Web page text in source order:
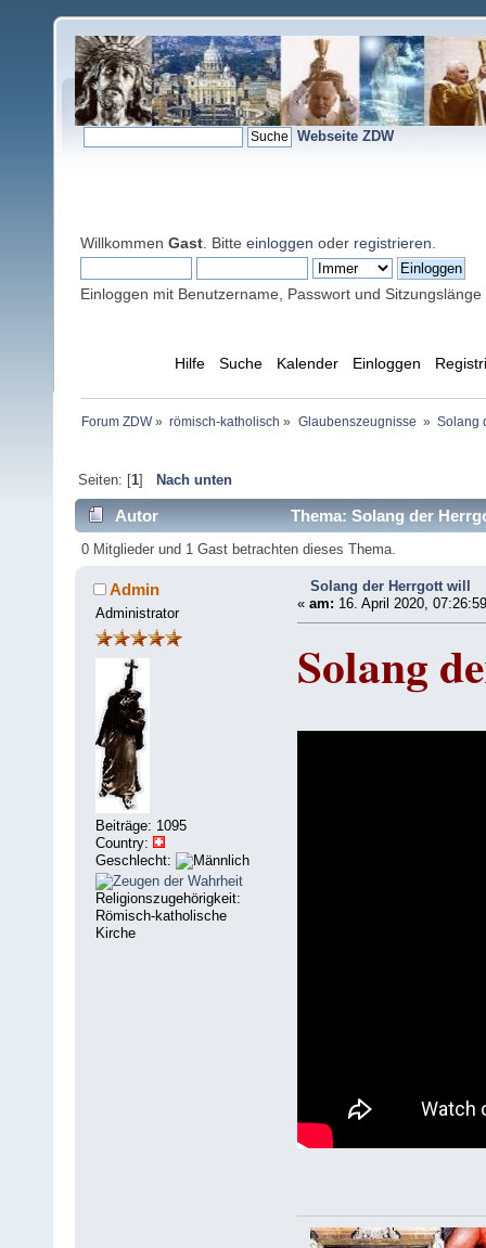
Webseite ZDW
Willkommen Gast . Bitte einloggen oder registrieren
Einloggen mit Benutzername, Passwort und Sitzungslänge
Hilfe Suche Kalender Einloggen
Forum ZDW» römisch-katholisch » Glaubenszeugnisse » Solang
Seiten: [1] Nach unten
Autor Thema: Solang der
0 Mitglieder und 1 Gast betrachten dieses Thema.
Admin
Administrator
Beiträge: 1095
Country:
Geschlecht:
Religionszugehörigkeit:
Römisch-katholische
Kirche
Solang der Herrgott will
« am: 16. April 2020,
Solang